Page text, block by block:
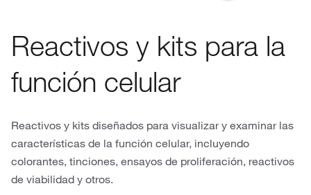
Reactivos y kits para la
función celular
Reactivos y kits diseñados para visualizar y examinar las
características de la función celular, incluyendo
colorantes, tinciones, ensayos de proliferación, reactivos
de viabilidad y otros.